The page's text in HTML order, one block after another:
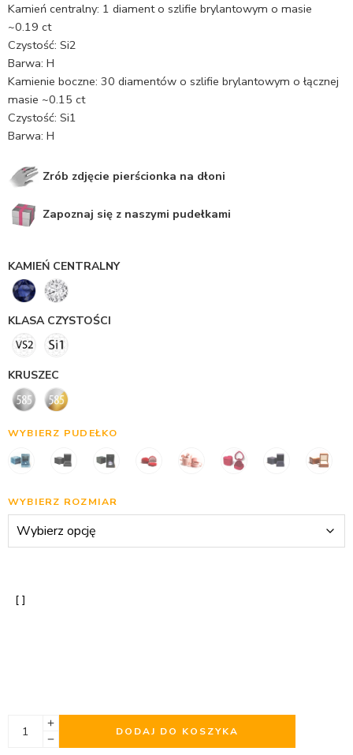
Kamień centralny: 1 diament o szlifie brylantowym o masie
~0.19 ct
Czystość: Si2
Barwa: H
Kamienie boczne: 30 diamentów o szlifie brylantowym o łącznej
masie ~0.15 ct
Czystość: Si1
Barwa: H
Zrób zdjęcie pierścionka na dłoni
Zapoznaj się z naszymi pudełkami
KAMIEŃ CENTRALNY
KLASA CZYSTOŚCI
KRUSZEC
WYBIERZ PUDEŁKO
WYBIERZ ROZMIAR
DODAJ DO KOSZYKA